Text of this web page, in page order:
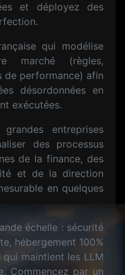
et déployez des
qui modélise
marché (règles,
de performance) afin
désordonnées en
exécutées.
entreprises
des processus
de la finance, des
et de la direction
en quelques
échelle : sécurité
hébergement 100%
maintient les LLM
Commencez par un